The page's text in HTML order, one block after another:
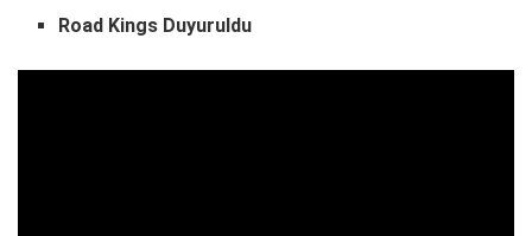
Road Kings Duyuruldu